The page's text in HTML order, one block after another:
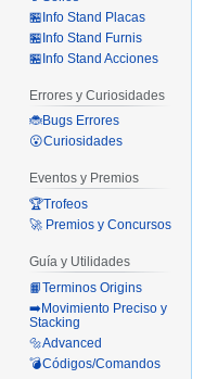
🏪Info Stand Placas
🏪Info Stand Furnis
🏪Info Stand Acciones
Errores y Curiosidades
🐞Bugs Errores
😮Curiosidades
Eventos y Premios
🏆Trofeos
🚀 Premios y Concursos
Guía y Utilidades
📙Terminos Origins
➡️Movimiento Preciso y
Stacking
🔩Advanced
💣Códigos/Comandos